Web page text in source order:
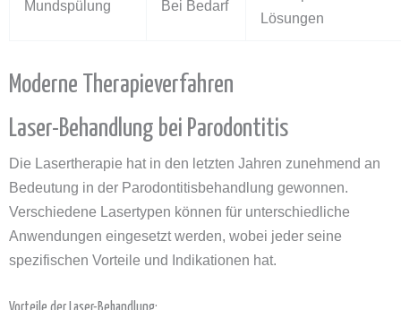
Mundspülung Bei Bedarf
Lösungen
Moderne Therapieverfahren
Laser-Behandlung bei Parodontitis
Die Lasertherapie hat in den letzten Jahren zunehmend an
Bedeutung in der Parodontitisbehandlung gewonnen.
Verschiedene Lasertypen können für unterschiedliche
Anwendungen eingesetzt werden, wobei jeder seine
spezifischen Vorteile und Indikationen hat.